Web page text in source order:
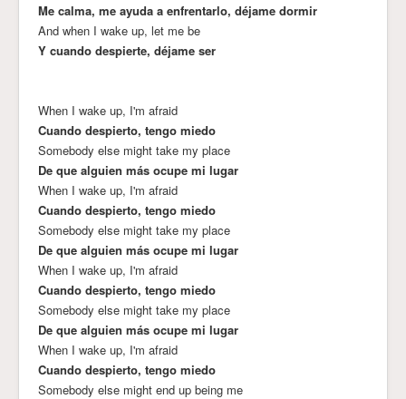
Me calma, me ayuda a enfrentarlo, déjame dormir
And when I wake up, let me be
Y cuando despierte, déjame ser
When I wake up, I'm afraid
Cuando despierto, tengo miedo
Somebody else might take my place
De que alguien más ocupe mi lugar
When I wake up, I'm afraid
Cuando despierto, tengo miedo
Somebody else might take my place
De que alguien más ocupe mi lugar
When I wake up, I'm afraid
Cuando despierto, tengo miedo
Somebody else might take my place
De que alguien más ocupe mi lugar
When I wake up, I'm afraid
Cuando despierto, tengo miedo
Somebody else might end up being me